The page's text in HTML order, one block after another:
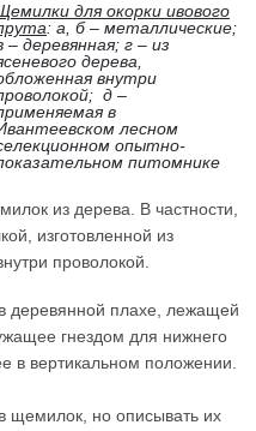
для окорки ивового
: а, б – металлические;
– деревянная; г – из
дерева,
внутри
д –
в
лесном
опытно-
питомнике
из дерева. В частности,
изготовленной из
проволокой.
деревянной плахе, лежащей
гнездом для нижнего
вертикальном положении.
щемилок, но описывать их